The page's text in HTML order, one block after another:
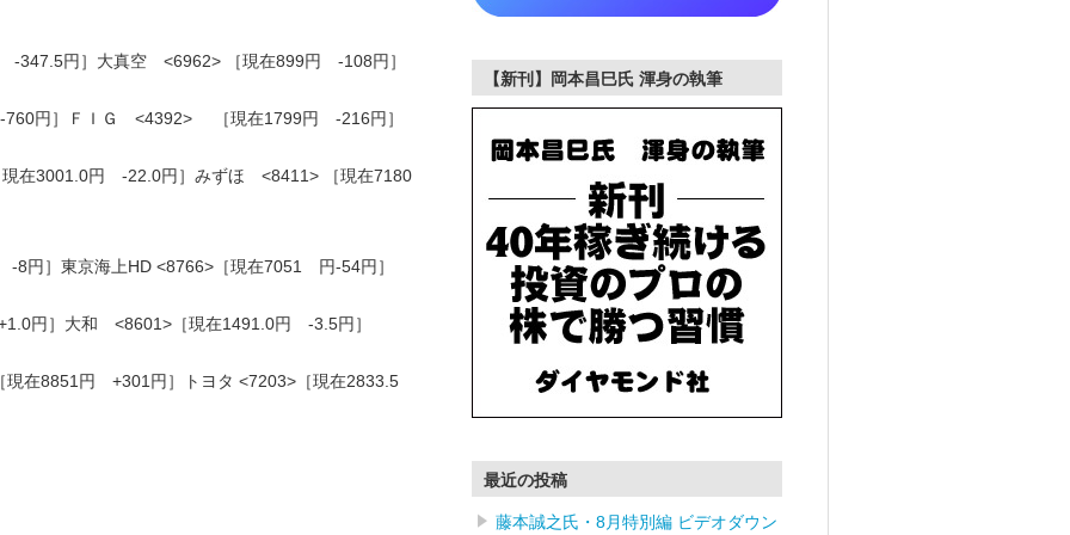
347.5円］大真空 <6962> ［現在899円 -108円］
円］ＦＩＧ <4392> ［現在1799円 -216円］
在3001.0円 -22.0円］みずほ <8411> ［現在7180
円］東京海上HD <8766>［現在7051 円-54円］
円］大和 <8601>［現在1491.0円 -3.5円］
在8851円 +301円］トヨタ <7203>［現在2833.5
【新刊】岡本昌巳氏 渾身の執筆
最近の投稿
藤本誠之氏・8月特別編 ビデオダウン